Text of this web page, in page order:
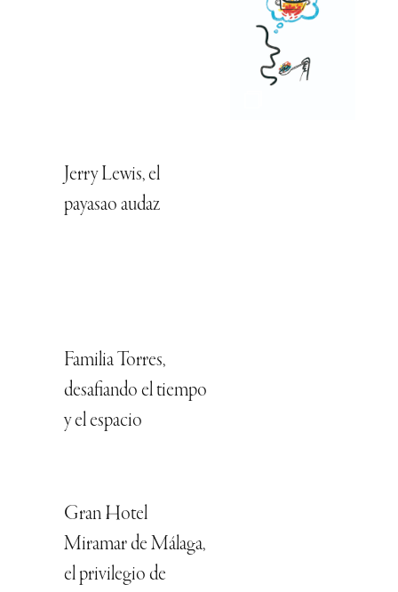
Jerry Lewis, el
payasao audaz
Familia Torres,
desafiando el tiempo
y el espacio
Gran Hotel
Miramar de Málaga,
el privilegio de